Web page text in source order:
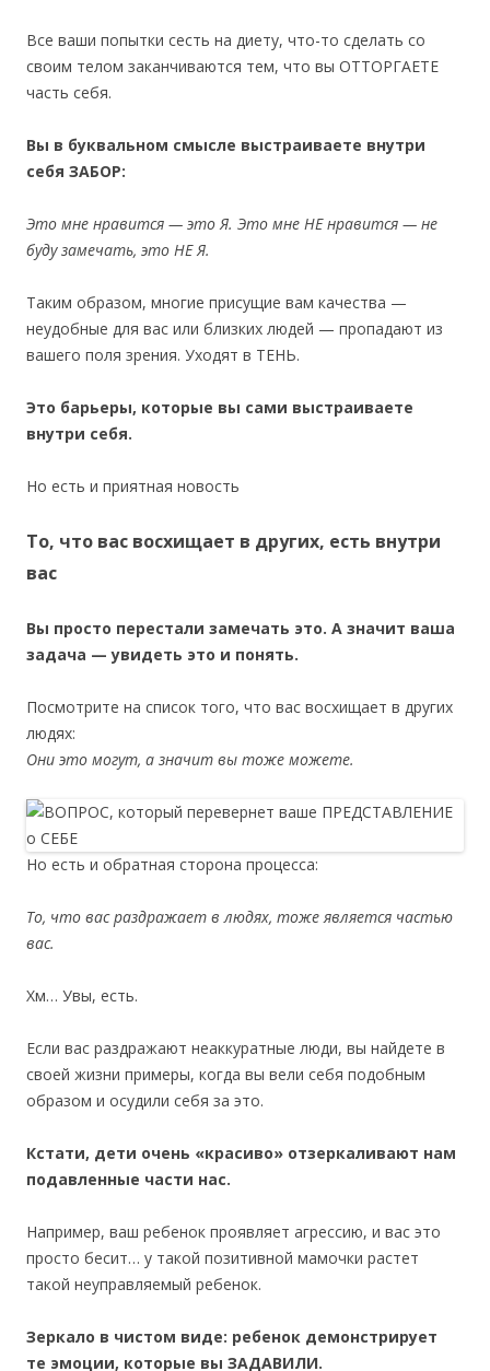
Все ваши попытки сесть на диету, что-то сделать со
своим телом заканчиваются тем, что вы ОТТОРГАЕТЕ
часть себя.
Вы в буквальном смысле выстраиваете внутри
себя ЗАБОР:
Это мне нравится — это Я. Это мне НЕ нравится — не
буду замечать, это НЕ Я.
Таким образом, многие присущие вам качества —
неудобные для вас или близких людей — пропадают из
вашего поля зрения. Уходят в ТЕНЬ.
Это барьеры, которые вы сами выстраиваете
внутри себя.
Но есть и приятная новость
То, что вас восхищает в других, есть внутри
вас
Вы просто перестали замечать это. А значит ваша
задача — увидеть это и понять.
Посмотрите на список того, что вас восхищает в других
людях:
Они это могут, а значит вы тоже можете.
Но есть и обратная сторона процесса:
То, что вас раздражает в людях, тоже является частью
вас.
Хм… Увы, есть.
Если вас раздражают неаккуратные люди, вы найдете в
своей жизни примеры, когда вы вели себя подобным
образом и осудили себя за это.
Кстати, дети очень «красиво» отзеркаливают нам
подавленные части нас.
Например, ваш ребенок проявляет агрессию, и вас это
просто бесит… у такой позитивной мамочки растет
такой неуправляемый ребенок.
Зеркало в чистом виде: ребенок демонстрирует
те эмоции, которые вы ЗАДАВИЛИ.